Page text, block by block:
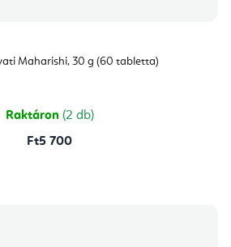
Maharishi, 30 g (60 tabletta)
Raktáron (2 db)
Ft5 700